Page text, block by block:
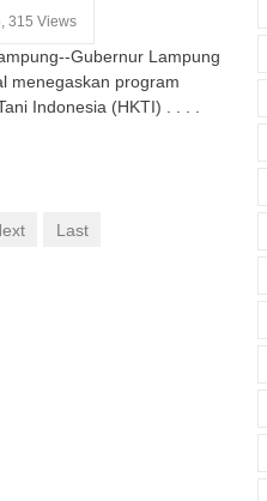
315 Views
Gubernur Lampung
menegaskan program
Indonesia (HKTI) . . . .
Last